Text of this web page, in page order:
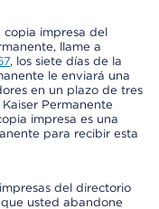
copia impresa del
llame a
, los siete días de la
le enviará una
en un plazo de tres
Permanente
impresa es una
para recibir esta
del directorio
usted abandone